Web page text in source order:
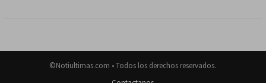
©Notiultimas.com • Todos los derechos reservados.